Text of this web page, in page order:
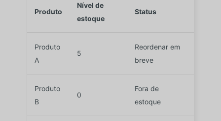
Produto
Nível de
estoque
Status
Produto
A
5
Reordenar em
breve
Produto
B
0
Fora de
estoque